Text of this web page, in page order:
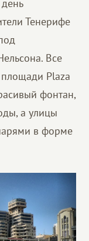
Тенерифе
Все
площади Plaza
фонтан,
а улицы
в форме